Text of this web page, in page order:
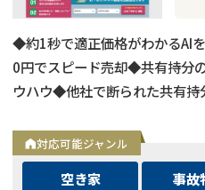
◆約1秒で適正価格がわかるAI
0円でスピード売却◆共有持分
ウハウ◆他社で断られた共有
対応可能ジャンル
空き家 事故